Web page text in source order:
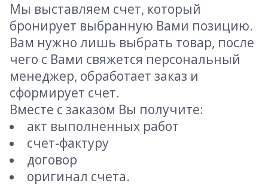
Мы выставляем счет, который
бронирует выбранную Вами позицию.
Вам нужно лишь выбрать товар, после
чего с Вами свяжется персональный
менеджер, обработает заказ и
сформирует счет.
Вместе с заказом Вы получите:
акт выполненных работ
счет-фактуру
договор
оригинал счета.